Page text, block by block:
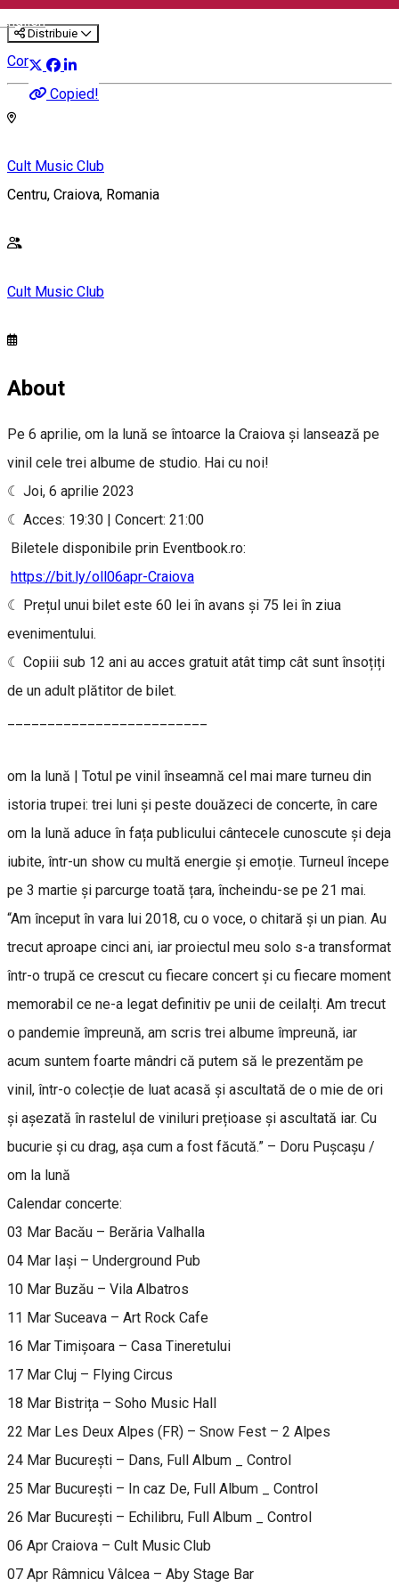
English
Distribuie
Copied!
Concert
Cult Music Club
Centru, Craiova, Romania
Cult Music Club
About
Pe 6 aprilie, om la lună se întoarce la Craiova și lansează pe
vinil cele trei albume de studio. Hai cu noi!
☾ Joi, 6 aprilie 2023
☾ Acces: 19:30 | Concert: 21:00
Biletele disponibile prin Eventbook.ro:
https://bit.ly/oll06apr-Craiova
☾ Prețul unui bilet este 60 lei în avans și 75 lei în ziua
evenimentului.
☾ Copiii sub 12 ani au acces gratuit atât timp cât sunt însoțiți
de un adult plătitor de bilet.
om la lună | Totul pe vinil înseamnă cel mai mare turneu din
istoria trupei: trei luni și peste douăzeci de concerte, în care
om la lună aduce în fața publicului cântecele cunoscute și deja
iubite, într-un show cu multă energie și emoție. Turneul începe
pe 3 martie și parcurge toată țara, încheindu-se pe 21 mai.
“Am început în vara lui 2018, cu o voce, o chitară și un pian. Au
trecut aproape cinci ani, iar proiectul meu solo s-a transformat
într-o trupă ce crescut cu fiecare concert și cu fiecare moment
memorabil ce ne-a legat definitiv pe unii de ceilalți. Am trecut
o pandemie împreună, am scris trei albume împreună, iar
acum suntem foarte mândri că putem să le prezentăm pe
vinil, într-o colecție de luat acasă și ascultată de o mie de ori
și așezată în rastelul de viniluri prețioase și ascultată iar. Cu
bucurie și cu drag, așa cum a fost făcută.” – Doru Pușcașu /
om la lună
Calendar concerte:
03 Mar Bacău – Berăria Valhalla
04 Mar Iași – Underground Pub
10 Mar Buzău – Vila Albatros
11 Mar Suceava – Art Rock Cafe
16 Mar Timișoara – Casa Tineretului
17 Mar Cluj – Flying Circus
18 Mar Bistrița – Soho Music Hall
22 Mar Les Deux Alpes (FR) – Snow Fest – 2 Alpes
24 Mar București – Dans, Full Album _ Control
25 Mar București – In caz De, Full Album _ Control
26 Mar București – Echilibru, Full Album _ Control
06 Apr Craiova – Cult Music Club
07 Apr Râmnicu Vâlcea – Aby Stage Bar